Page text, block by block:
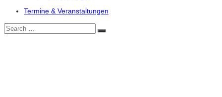
Termine & Veranstaltungen
Search
Search